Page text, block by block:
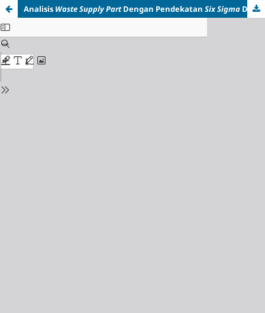
Analisis WasteSupply PartDengan Pendekatan Six SigmaDMAIC